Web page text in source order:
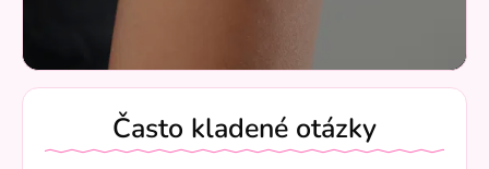
Často kladené otázky